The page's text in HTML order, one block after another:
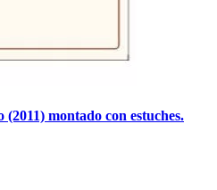
montado con estuches.